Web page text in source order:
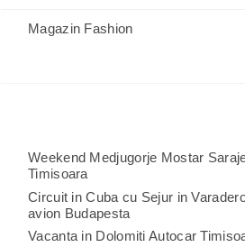
Magazin Fashion
Weekend Medjugorje Mostar
Timisoara
Circuit in Cuba cu Sejur in
avion Budapesta
Vacanta in Dolomiti Autocar